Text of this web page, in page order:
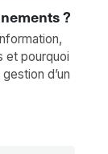
?
et pourquoi
d’un